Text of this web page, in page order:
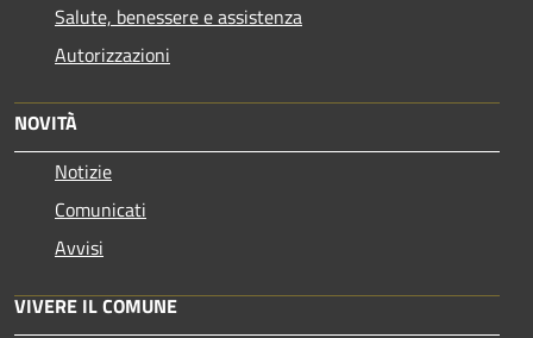
Salute, benessere e assistenza
Autorizzazioni
NOVITÀ
Notizie
Comunicati
Avvisi
VIVERE IL COMUNE